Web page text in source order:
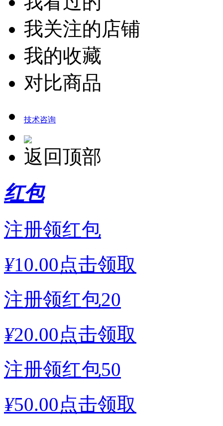
我关注的店铺
我的收藏
对比商品
技术咨询
返回顶部
红包
注册领红包
¥10.00点击领取
注册领红包20
¥20.00点击领取
注册领红包50
¥50.00点击领取